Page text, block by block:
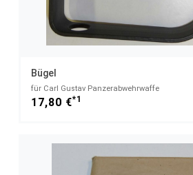
Bügel
für Carl Gustav Panzerabwehrwaffe
17,80 €*1